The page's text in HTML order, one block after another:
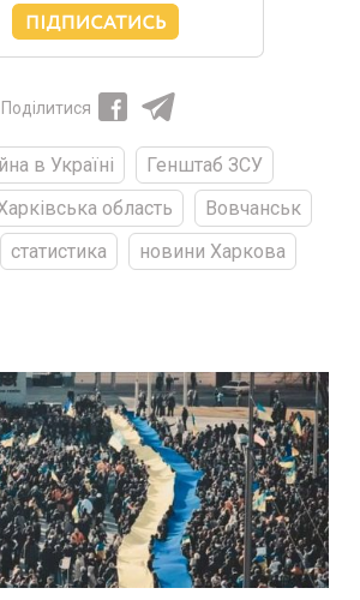
Поділитися
в Україні
Генштаб ЗСУ
область
Вовчанськ
статистика новини Харкова